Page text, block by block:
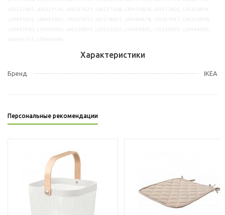
Характеристики
Бренд IKEA
Персональные рекомендации